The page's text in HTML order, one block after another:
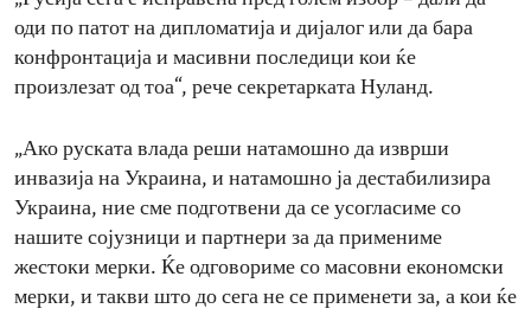
оди по патот на дипломатија и дијалог или да бара
конфронтација и масивни последици кои ќе
произлезат од тоа“, рече секретарката Нуланд.
„Ако руската влада реши натамошно да изврши
инвазија на Украина, и натамошно ја дестабилизира
Украина, ние сме подготвени да се усогласиме со
нашите сојузници и партнери за да примениме
жестоки мерки. Ќе одговориме со масовни економски
мерки, и такви што до сега не се применети за, а кои ќе